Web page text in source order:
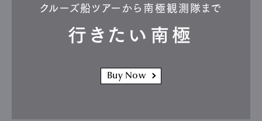
クルーズ船ツアーから南極観測隊まで
行きたい南極
Buy Now